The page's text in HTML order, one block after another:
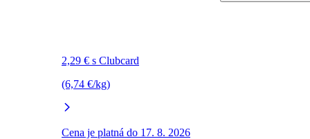
2,29 € s Clubcard
(6,74 €/kg)
Cena je platná do 17. 8. 2026